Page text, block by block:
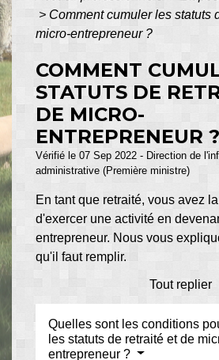
> Comment cumuler les statuts
micro-entrepreneur ?
COMMENT
STATUTS DE
DE MICRO-
ENTREPRENEUR ?
Vérifié le 07 Sep 2022 - Direction de
administrative (Première ministre)
En tant que retraité, vous avez
d'exercer une activité en
entrepreneur. Nous vous
qu'il faut remplir.
Tout replier
Quelles sont les conditions
les statuts de retraité et de
entrepreneur ?